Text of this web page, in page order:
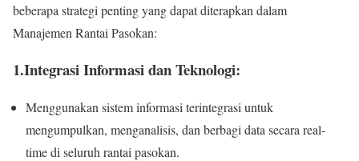
beberapa strategi penting yang dapat diterapkan dalam
Manajemen Rantai Pasokan:
1.Integrasi Informasi dan Teknologi:
Menggunakan sistem informasi terintegrasi untuk
mengumpulkan, menganalisis, dan berbagi data secara real-
time di seluruh rantai pasokan.